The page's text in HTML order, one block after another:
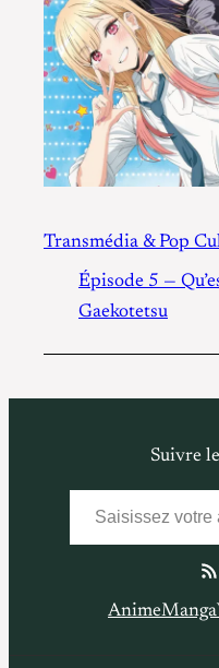
Transmédia & Pop
Épisode 5 —
Gaekotetsu
Suivre
Saisissez votre adresse e-mail…
Flux
AnimeManga